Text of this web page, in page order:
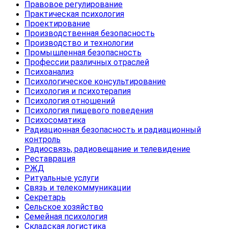
Правовое регулирование
Практическая психология
Проектирование
Производственная безопасность
Производство и технологии
Промышленная безопасность
Профессии различных отраслей
Психоанализ
Психологическое консультирование
Психология и психотерапия
Психология отношений
Психология пищевого поведения
Психосоматика
Радиационная безопасность и радиационный
контроль
Радиосвязь, радиовещание и телевидение
Реставрация
РЖД
Ритуальные услуги
Связь и телекоммуникации
Секретарь
Сельское хозяйство
Семейная психология
Складская логистика